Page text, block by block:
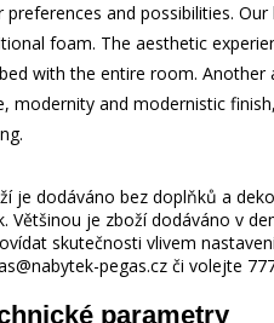
preferences and possibilities.
foam. The aesthetic
with the entire room. Another
modernity and modernistic
je dodáváno bez doplňků a
Většinou je zboží dodáváno v
skutečnosti vlivem
pegas.cz či volejte
parametry